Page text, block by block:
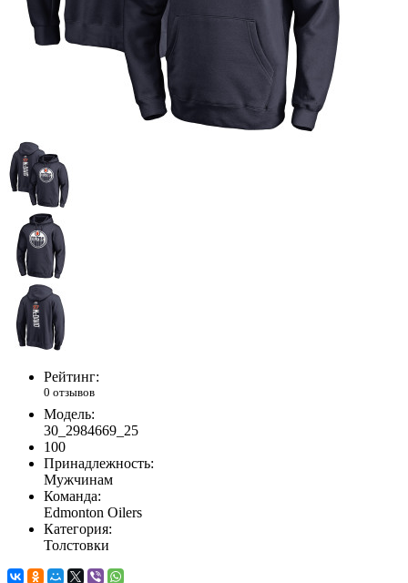
Рейтинг:
0 отзывов
Модель:
30_2984669_25
100
Принадлежность:
Мужчинам
Команда:
Edmonton Oilers
Категория:
Толстовки